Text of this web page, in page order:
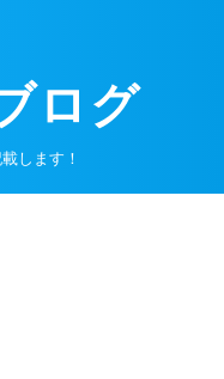
ログ
します！